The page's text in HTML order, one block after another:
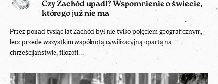
Czy Zachód upadł? Wspomnienie o świecie,
którego już nie ma
Przez ponad tysiąc lat Zachód był nie tylko pojęciem geograficznym,
lecz przede wszystkim wspólnotą cywilizacyjną opartą na
chrześcijaństwie, filozofi...